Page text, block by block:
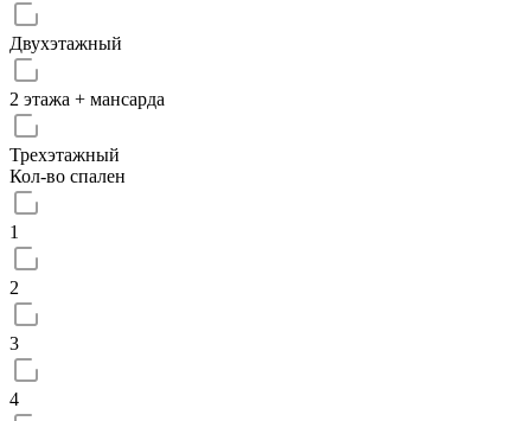
Двухэтажный
2 этажа + мансарда
Трехэтажный
Кол-во спален
1
2
3
4